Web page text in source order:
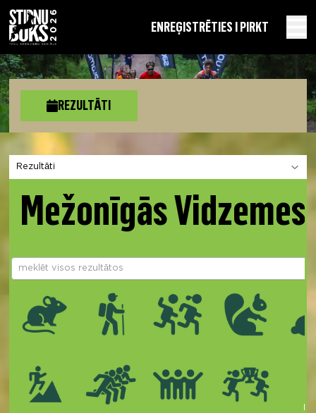
ENREĢISTRĒTIES I PIRKT
REZULTĀTI
Izvēlies sadaļu
Mežonīgās